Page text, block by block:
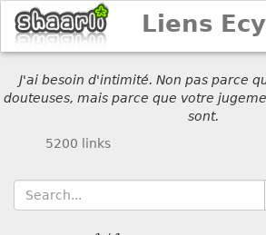
Liens
J'ai besoin d'intimité. Non pas parce
douteuses, mais parce que votre
sont.
5200 links